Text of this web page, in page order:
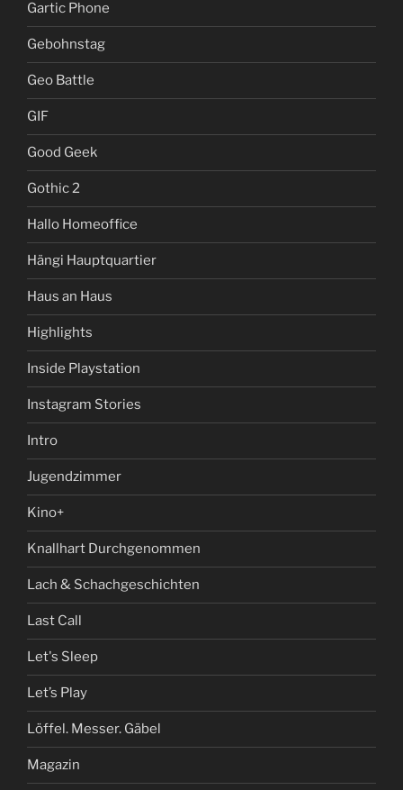
Gartic Phone
Gebohnstag
Geo Battle
GIF
Good Geek
Gothic 2
Hallo Homeoffice
Hängi Hauptquartier
Haus an Haus
Highlights
Inside Playstation
Instagram Stories
Intro
Jugendzimmer
Kino+
Knallhart Durchgenommen
Lach & Schachgeschichten
Last Call
Let's Sleep
Let’s Play
Löffel. Messer. Gäbel
Magazin